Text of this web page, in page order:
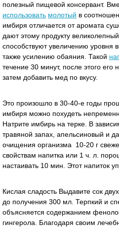
полезный пищевой консервант.
использовать молотый в
имбиря отличается от аромата
дают этому продукту
способствуют увеличению уровня
также усилению обаяния. Такой
течение 30 минут, после этого его
затем добавить мед по вкусу.
Это произошло в 30-40-е годы
имбиря можно похудеть
Натрите имбирь на терке. В
травяной запах, апельсиновый
очищения организма 10-20 г
свойствам напитка или 1 ч. л.
настаивать 10 мин. Этот напиток
Кислая сладость Выдавите сок
до получения 300 мл. Терпкий и
объясняется содержанием
гингерола. Благодаря своим